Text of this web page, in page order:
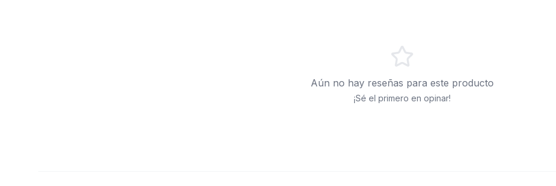
Aún no hay reseñas para este producto
¡Sé el primero en opinar!